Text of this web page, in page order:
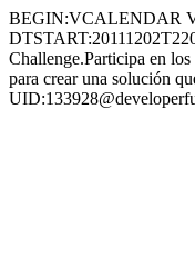
BEGIN:VCALENDAR
Challenge.Participa en
para crear una solución